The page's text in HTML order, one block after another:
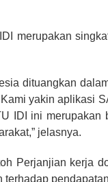
merupakan
dituangkan
yakin aplikasi
IDI ini
jelasnya.
Perjanjian kerja